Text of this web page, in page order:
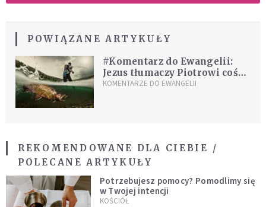
POWIĄZANE ARTYKUŁY
#Komentarz do Ewangelii:
Jezus tłumaczy Piotrowi coś
ważnego
KOMENTARZE DO EWANGELII
REKOMENDOWANE DLA CIEBIE /
POLECANE ARTYKUŁY
Potrzebujesz pomocy? Pomodlimy się
w Twojej intencji
KOŚCIÓŁ